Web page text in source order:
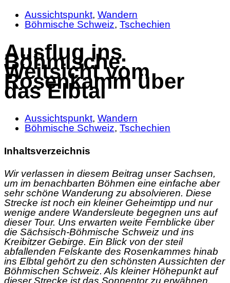
Aussichtspunkt, Wandern
Böhmische Schweiz, Tschechien
Ausflug ins
Böhmische:
Weitsicht vom
Rosenkamm über
das Elbtal
Aussichtspunkt, Wandern
Böhmische Schweiz, Tschechien
Inhaltsverzeichnis
Wir verlassen in diesem Beitrag unser Sachsen,
um im benachbarten Böhmen eine einfache aber
sehr schöne Wanderung zu absolvieren. Diese
Strecke ist noch ein kleiner Geheimtipp und nur
wenige andere Wandersleute begegnen uns auf
dieser Tour. Uns erwarten weite Fernblicke über
die Sächsisch-Böhmische Schweiz und ins
Kreibitzer Gebirge. Ein Blick von der steil
abfallenden Felskante des Rosenkammes hinab
ins Elbtal gehört zu den schönsten Aussichten der
Böhmischen Schweiz. Als kleiner Höhepunkt auf